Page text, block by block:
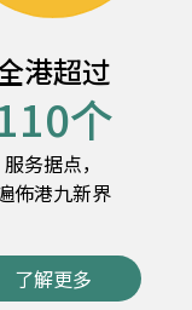
港超过
个
服务据点，
佈港九新界
了解更多